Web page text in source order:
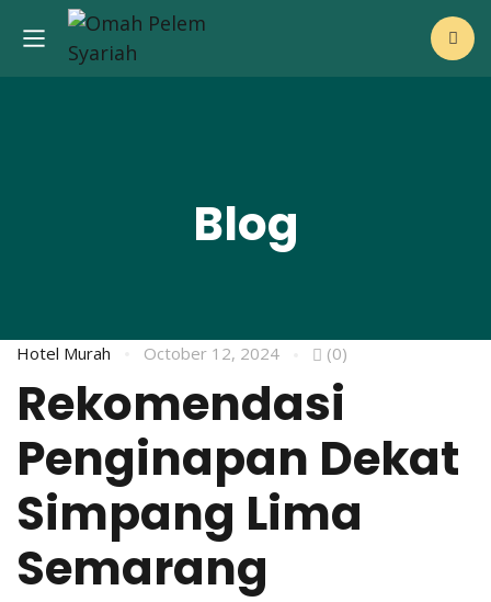
Blog
Hotel Murah October 12, 2024 (0)
Rekomendasi
Penginapan Dekat
Simpang Lima
Semarang